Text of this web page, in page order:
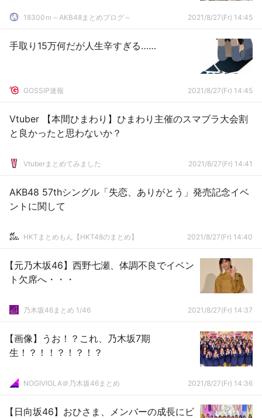
18300ｍ～AKB48まとめブログ～ 2021/8/27(Fr) 14:45
手取り15万何だが人生辛すぎる……
GOSSIP速報 2021/8/27(Fr) 14:45
Vtuber 【本間ひまわり】ひまわり主催のスマブラ大会割
と良かったと思わないか？
Vtuberまとめてみました 2021/8/27(Fr) 14:41
AKB48 57thシングル「失恋、ありがとう」発売記念イベ
ントに関して
HKTまとめもん【HKT48のまとめ】 2021/8/27(Fr) 14:40
【元乃木坂46】西野七瀬、体調不良でイベン
ト欠席へ・・・
乃木坂46まとめ 1/46 2021/8/27(Fr) 14:37
【画像】うお！？これ、乃木坂7期
生！？！！？！？！？
NOGIVIOLA＠乃木坂46まとめ 2021/8/27(Fr) 14:36
【日向坂46】おひさま、メンバーの成長にビ